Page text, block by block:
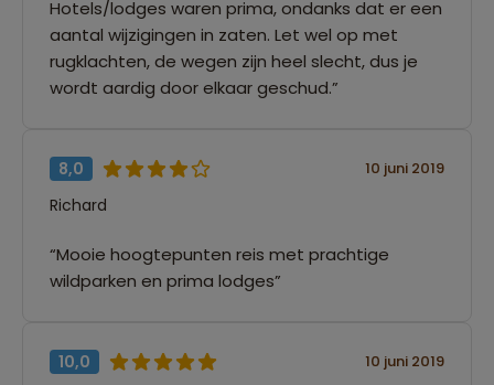
Hotels/lodges waren prima, ondanks dat er een
aantal wijzigingen in zaten. Let wel op met
rugklachten, de wegen zijn heel slecht, dus je
wordt aardig door elkaar geschud.”
8,0 10 juni 2019
Richard
“Mooie hoogtepunten reis met prachtige
wildparken en prima lodges”
10,0 10 juni 2019